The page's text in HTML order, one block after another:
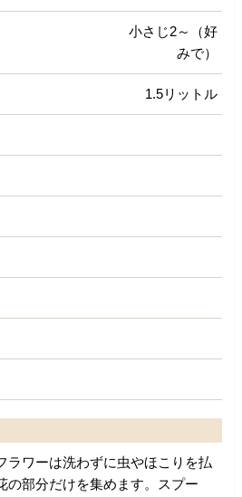
小さじ2～（好
みで）
1.5リットル
ラワーは洗わずに虫やほこりを払
の部分だけを集めます。スプー